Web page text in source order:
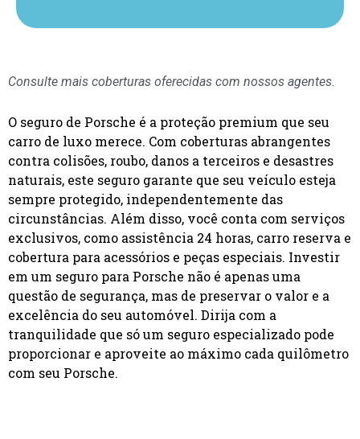
Consulte mais coberturas oferecidas com nossos agentes.
O seguro de Porsche é a proteção premium que seu
carro de luxo merece. Com coberturas abrangentes
contra colisões, roubo, danos a terceiros e desastres
naturais, este seguro garante que seu veículo esteja
sempre protegido, independentemente das
circunstâncias. Além disso, você conta com serviços
exclusivos, como assistência 24 horas, carro reserva e
cobertura para acessórios e peças especiais. Investir
em um seguro para Porsche não é apenas uma
questão de segurança, mas de preservar o valor e a
excelência do seu automóvel. Dirija com a
tranquilidade que só um seguro especializado pode
proporcionar e aproveite ao máximo cada quilômetro
com seu Porsche.